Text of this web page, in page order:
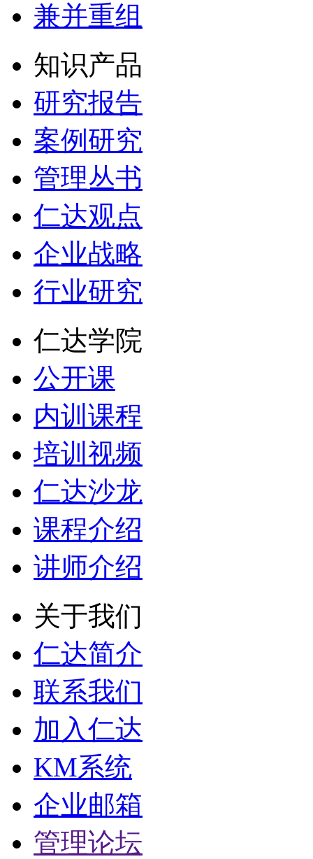
兼并重组
知识产品
研究报告
案例研究
管理丛书
仁达观点
企业战略
行业研究
仁达学院
公开课
内训课程
培训视频
仁达沙龙
课程介绍
讲师介绍
关于我们
仁达简介
联系我们
加入仁达
KM系统
企业邮箱
管理论坛